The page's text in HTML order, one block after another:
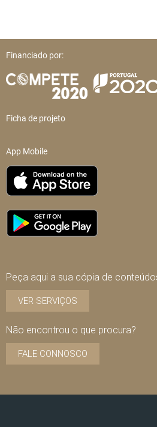
Financiado por:
Ficha de projeto
App Mobile
Peça aqui a sua cópia de
VER SERVIÇOS
Não encontrou o que procura?
FALE CONNOSCO